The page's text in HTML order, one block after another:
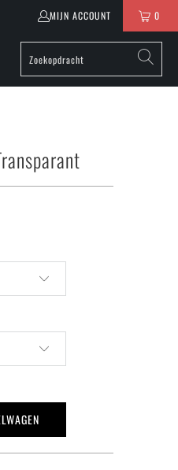
MIJN ACCOUNT 0